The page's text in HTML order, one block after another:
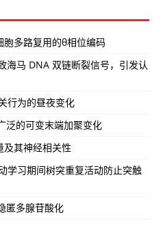
多路复用的θ相位编码
海马 DNA 双链断裂信号，引发认
行为的昼夜变化
泛的可变末端加聚变化
及其神经相关性
学习期间树突重复活动防止突触
匿多腺苷酸化